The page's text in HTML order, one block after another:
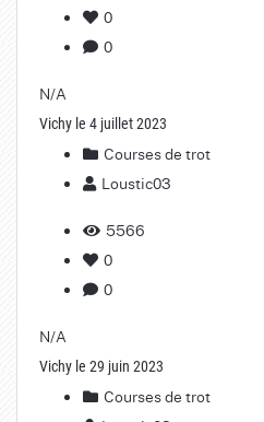
0
0
N/A
Vichy le 4 juillet 2023
Courses de trot
Loustic03
5566
0
0
N/A
Vichy le 29 juin 2023
Courses de trot